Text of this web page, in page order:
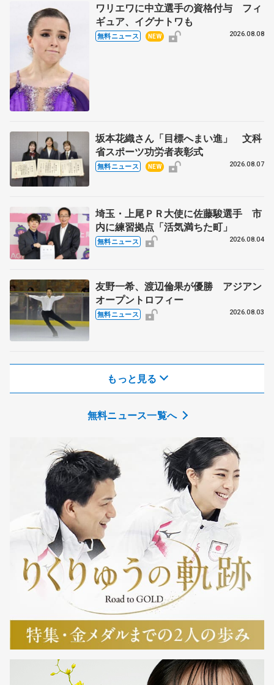
ワリエワに中立選手の資格付与 フィ
ギュア、イグナトワも
無料ニュース NEW 2026.08.08
坂本花織さん「目標へまい進」 文科
省スポーツ功労者表彰式
無料ニュース NEW 2026.08.07
埼玉・上尾ＰＲ大使に佐藤駿選手 市
内に練習拠点「活気満ちた町」
無料ニュース 2026.08.04
友野一希、渡辺倫果が優勝 アジアン
オープントロフィー
無料ニュース 2026.08.03
もっと見る
無料ニュース一覧へ